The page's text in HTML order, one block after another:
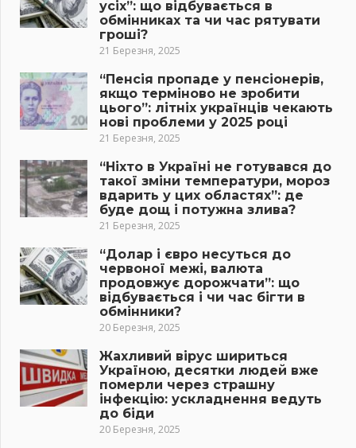
усіх”: що відбувається в
обмінниках та чи час рятувати
гроші?
21 Березня, 2025
“Пенсія пропаде у пенсіонерів,
якщо терміново не зробити
цього”: літніх українців чекають
нові проблеми у 2025 році
21 Березня, 2025
“Ніхто в Україні не готувався до
такої зміни температури, мороз
вдарить у цих областях”: де
буде дощ і потужна злива?
21 Березня, 2025
“Долар і євро несуться до
червоної межі, валюта
продовжує дорожчати”: що
відбувається і чи час бігти в
обмінники?
20 Березня, 2025
Жахливий вірус шириться
Україною, десятки людей вже
померли через страшну
інфекцію: ускладнення ведуть
до біди
20 Березня, 2025